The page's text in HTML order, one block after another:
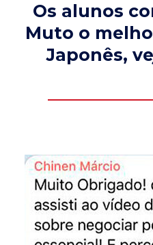
Os alunos
Muto o
Japonês,